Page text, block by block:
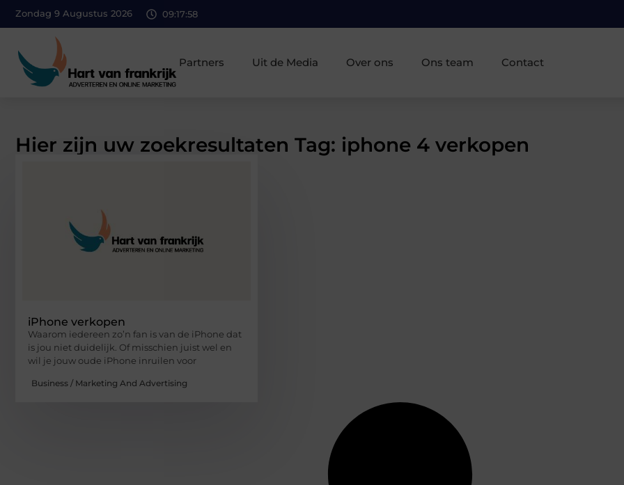
Zondag 9 Augustus 2026 09:17:59
Partners Uit de Media Over ons Ons team Contact
Hier zijn uw zoekresultaten Tag: iphone 4 verkopen
iPhone verkopen
Waarom iedereen zo’n fan is van de iPhone dat
is jou niet duidelijk. Of misschien juist wel en
wil je jouw oude iPhone inruilen voor
Business / Marketing And Advertising